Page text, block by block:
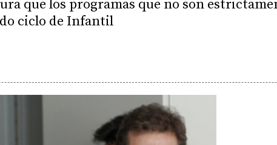
que los programas que no son
ciclo de Infantil